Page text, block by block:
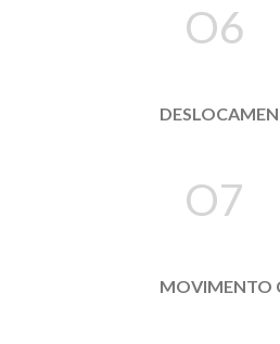
O6
O7
MOVIMENTO